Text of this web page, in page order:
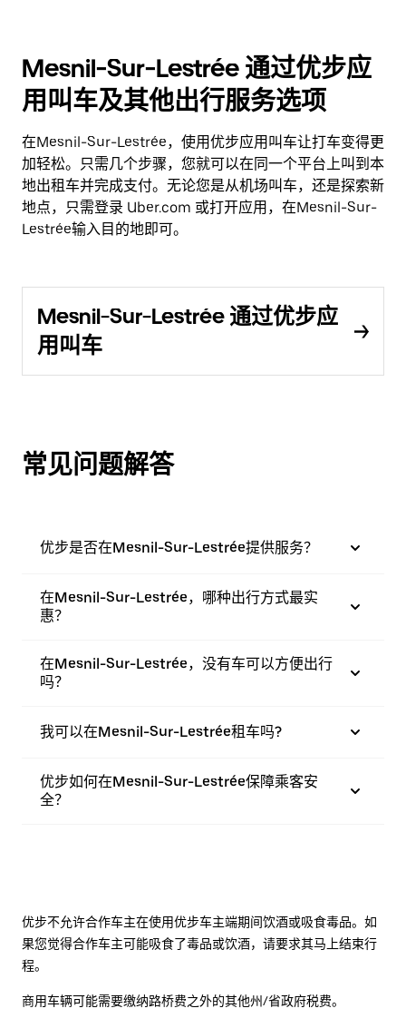
Mesnil-Sur-Lestrée 通过优步应
用叫车及其他出行服务选项
在Mesnil-Sur-Lestrée，使用优步应用叫车让打车变得更
加轻松。只需几个步骤，您就可以在同一个平台上叫到本
地出租车并完成支付。无论您是从机场叫车，还是探索新
地点，只需登录 Uber.com 或打开应用，在Mesnil-Sur-
Lestrée输入目的地即可。
Mesnil-Sur-Lestrée 通过优步应
用叫车
常见问题解答
优步是否在Mesnil-Sur-Lestrée提供服务？
在Mesnil-Sur-Lestrée，哪种出行方式最实
惠？
在Mesnil-Sur-Lestrée，没有车可以方便出行
吗？
我可以在Mesnil-Sur-Lestrée租车吗?
优步如何在Mesnil-Sur-Lestrée保障乘客安
全？
优步不允许合作车主在使用优步车主端期间饮酒或吸食毒品。如
果您觉得合作车主可能吸食了毒品或饮酒，请要求其马上结束行
程。
商用车辆可能需要缴纳路桥费之外的其他州/省政府税费。